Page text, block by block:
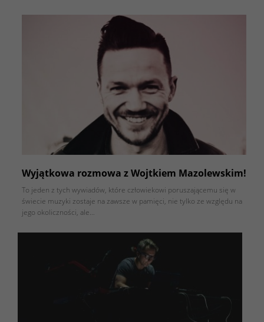
Wyjątkowa rozmowa z Wojtkiem Mazolewskim!
To jeden z tych wywiadów, które człowiekowi poruszającemu się w
świecie muzyki zostaje na zawsze w pamięci, nie tylko ze względu na
jego okoliczności, ale…